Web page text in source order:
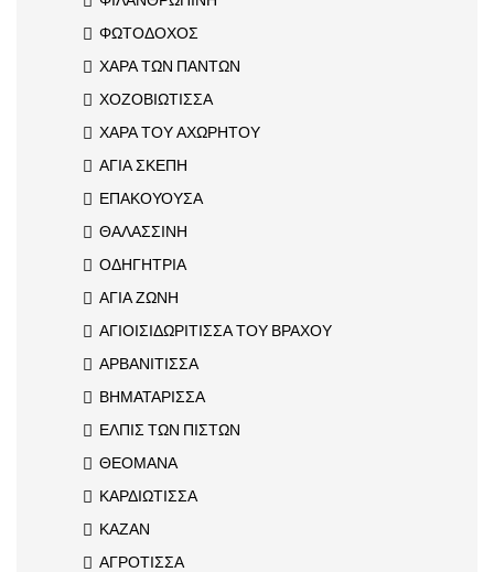
ΦΩΤΟΔΟΧΟΣ
ΧΑΡΑ ΤΩΝ ΠΑΝΤΩΝ
ΧΟΖΟΒΙΩΤΙΣΣΑ
ΧΑΡΑ ΤΟΥ ΑΧΩΡΗΤΟΥ
ΑΓΙΑ ΣΚΕΠΗ
ΕΠΑΚΟΥΟΥΣΑ
ΘΑΛΑΣΣΙΝΗ
ΟΔΗΓΗΤΡΙΑ
ΑΓΙΑ ΖΩΝΗ
ΑΓΙΟΙΣΙΔΩΡΙΤΙΣΣΑ ΤΟΥ ΒΡΑΧΟΥ
ΑΡΒΑΝΙΤΙΣΣΑ
ΒΗΜΑΤΑΡΙΣΣΑ
ΕΛΠΙΣ ΤΩΝ ΠΙΣΤΩΝ
ΘΕΟΜΑΝΑ
ΚΑΡΔΙΩΤΙΣΣΑ
ΚΑΖΑΝ
ΑΓΡΟΤΙΣΣΑ